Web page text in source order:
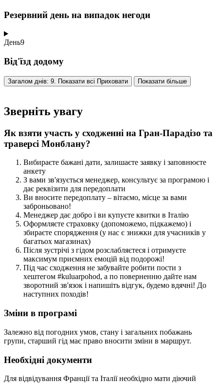
Резервний день на випадок негоди
День9
Від'їзд додому
Загалом днів: 9. Показати всі Приховати Показати більше
Зверніть увагу
Як взяти участь у сходженні на Гран-Парадізо та
траверсі Монблану?
Вибираєте бажані дати, залишаєте заявку і заповнюєте
анкету
З вами зв'язується менеджер, консультує за програмою і
дає реквізити для передоплати
Ви вносите передоплату – вітаємо, місце за вами
заброньовано!
Менеджер дає добро і ви купуєте квитки в Італію
Оформляєте страховку (допоможемо, підкажемо) і
збираєте спорядження (у нас є знижки для учасників у
багатьох магазинах)
Після зустрічі з гідом розслабляєтеся і отримуєте
максимум приємних емоцій від подорожі!
Під час сходження не забувайте робити пости з
хештегом #kuluarpohod, а по поверненню дайте нам
зворотний зв'язок і напишіть відгук, будемо вдячні! До
наступних походів!
Зміни в програмі
Залежно від погодних умов, стану і загальних побажань
групи, старший гід має право вносити зміни в маршрут.
Необхідні документи
Для відвідування Франції та Італії необхідно мати діючий